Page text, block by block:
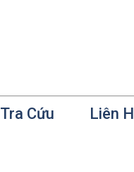
Tra Cứu Liên